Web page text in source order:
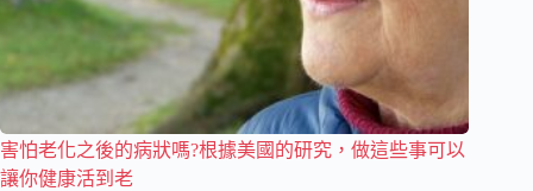
害怕老化之後的病狀嗎?根據美國的研究，做這些事可以
讓你健康活到老